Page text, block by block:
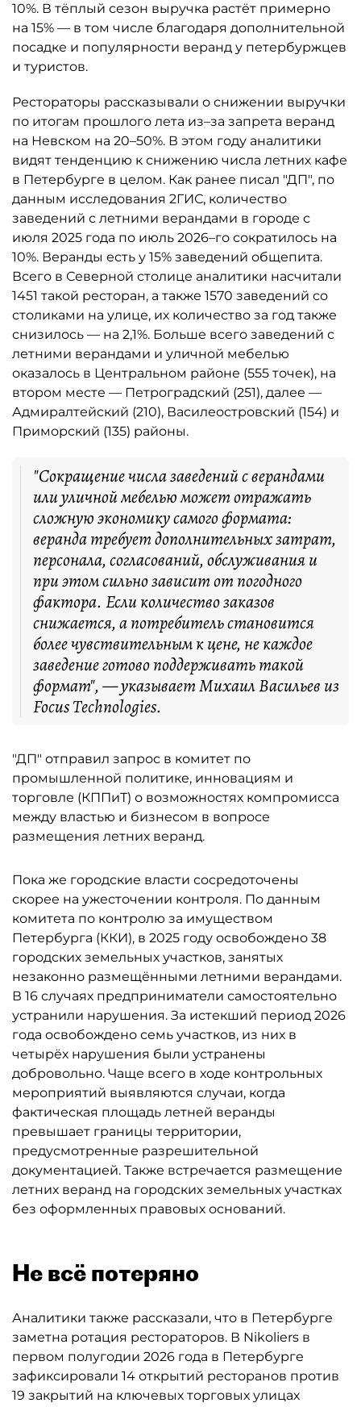
10%. В тёплый сезон выручка растёт примерно
на 15% — в том числе благодаря дополнительной
посадке и популярности веранд у петербуржцев
и туристов.
Рестораторы рассказывали о снижении выручки
по итогам прошлого лета из–за запрета веранд
на Невском на 20–50%. В этом году аналитики
видят тенденцию к снижению числа летних кафе
в Петербурге в целом. Как ранее писал "ДП", по
данным исследования 2ГИС, количество
заведений с летними верандами в городе с
июля 2025 года по июль 2026–го сократилось на
10%. Веранды есть у 15% заведений общепита.
Всего в Северной столице аналитики насчитали
1451 такой ресторан, а также 1570 заведений со
столиками на улице, их количество за год также
снизилось — на 2,1%. Больше всего заведений с
летними верандами и уличной мебелью
оказалось в Центральном районе (555 точек), на
втором месте — Петроградский (251), далее —
Адмиралтейский (210), Василеостровский (154) и
Приморский (135) районы.
"Сокращение числа заведений с верандами
или уличной мебелью может отражать
сложную экономику самого формата:
веранда требует дополнительных затрат,
персонала, согласований, обслуживания и
при этом сильно зависит от погодного
фактора. Если количество заказов
снижается, а потребитель становится
более чувствительным к цене, не каждое
заведение готово поддерживать такой
формат", — указывает Михаил Васильев из
Focus Technologies.
"ДП" отправил запрос в комитет по
промышленной политике, инновациям и
торговле (КППиТ) о возможностях компромисса
между властью и бизнесом в вопросе
размещения летних веранд.
Пока же городские власти сосредоточены
скорее на ужесточении контроля. По данным
комитета по контролю за имуществом
Петербурга (ККИ), в 2025 году освобождено 38
городских земельных участков, занятых
незаконно размещёнными летними верандами.
В 16 случаях предприниматели самостоятельно
устранили нарушения. За истекший период 2026
года освобождено семь участков, из них в
четырёх нарушения были устранены
добровольно. Чаще всего в ходе контрольных
мероприятий выявляются случаи, когда
фактическая площадь летней веранды
превышает границы территории,
предусмотренные разрешительной
документацией. Также встречается размещение
летних веранд на городских земельных участках
без оформленных правовых оснований.
Не всё потеряно
Аналитики также рассказали, что в Петербурге
заметна ротация рестораторов. В Nikoliers в
первом полугодии 2026 года в Петербурге
зафиксировали 14 открытий ресторанов против
19 закрытий на ключевых торговых улицах